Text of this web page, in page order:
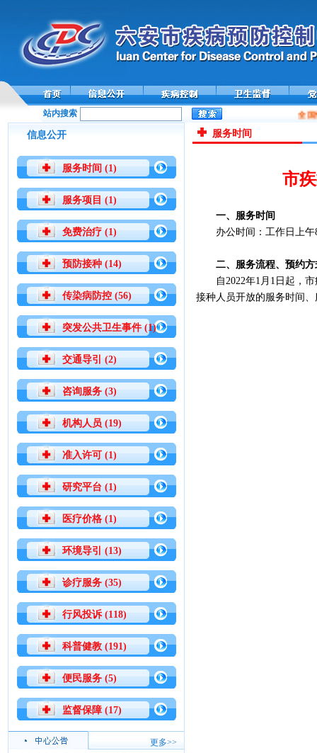
站内搜索 全国
信息公开
服务时间 (1)
服务项目 (1)
免费治疗 (1)
预防接种 (14)
传染病防控 (56)
突发公共卫生事件 (1)
交通导引 (2)
咨询服务 (3)
机构人员 (19)
准入许可 (1)
研究平台 (1)
医疗价格 (1)
环境导引 (13)
诊疗服务 (35)
行风投诉 (118)
科普健教 (191)
便民服务 (5)
监督保障 (17)
更多>>
服务时间
市
一、服务时间
办公时间：工作日上午
二、服务流程、预约方
自2022年1月1日起，
接种人员开放的服务时间